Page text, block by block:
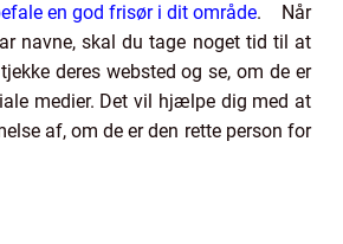
en god frisør i dit område. Når
navne, skal du tage noget tid til at
deres websted og se, om de er
medier. Det vil hjælpe dig med at
af, om de er den rette person for